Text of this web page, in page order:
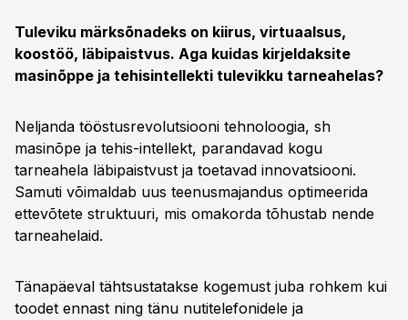
Tuleviku märksõnadeks on kiirus, virtuaalsus,
koostöö, läbipaistvus. Aga kuidas kirjeldaksite
masinõppe ja tehisintellekti tulevikku tarneahelas?
Neljanda tööstusrevolutsiooni tehnoloogia, sh
masinõpe ja tehis-intellekt, parandavad kogu
tarneahela läbipaistvust ja toetavad innovatsiooni.
Samuti võimaldab uus teenusmajandus optimeerida
ettevõtete struktuuri, mis omakorda tõhustab nende
tarneahelaid.
Tänapäeval tähtsustatakse kogemust juba rohkem kui
toodet ennast ning tänu nutitelefonidele ja